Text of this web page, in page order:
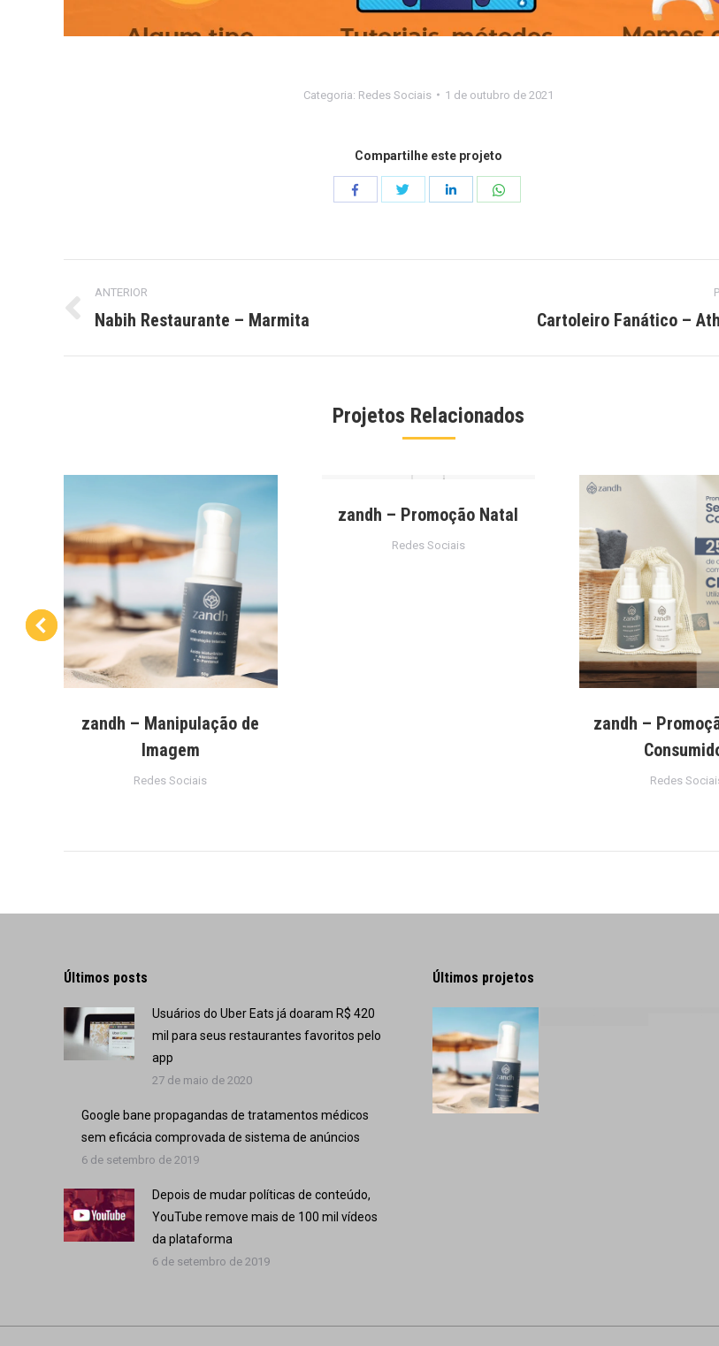
Categoria: Redes Sociais 1 de outubro de 2021
Compartilhe este projeto
CompartilharCompartilharCompartilharCompartilhar
navigation
ANTERIOR
Previous
Nabih Restaurante – Marmita Cartoleiro Fanático –
Projetos Relacionados
zandh – Manipulação de
Imagem
Redes Sociais
zandh – Promoção Natal
Redes Sociais
zandh –
Redes
Últimos posts
Usuários do Uber Eats já doaram R$ 420
mil para seus restaurantes favoritos pelo
app
27 de maio de 2020
Google bane propagandas de tratamentos médicos
sem eficácia comprovada de sistema de anúncios
6 de setembro de 2019
Depois de mudar políticas de conteúdo,
YouTube remove mais de 100 mil vídeos
da plataforma
6 de setembro de 2019
Últimos projetos